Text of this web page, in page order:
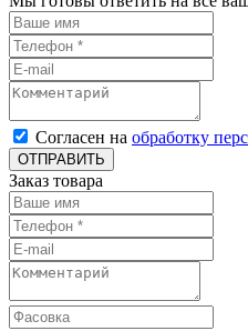
Согласен на обработку
ОТПРАВИТЬ
Заказ товара